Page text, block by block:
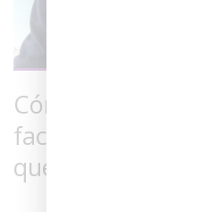
Cómo eliminar el
fachadas
que vuelva a